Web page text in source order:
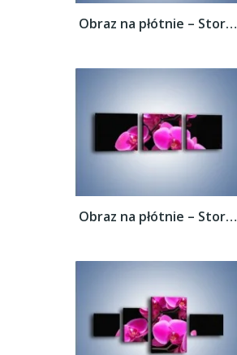
Obraz na płótnie – Storczyk nocą –...
Obraz na płótnie – Storczyk nocą –...